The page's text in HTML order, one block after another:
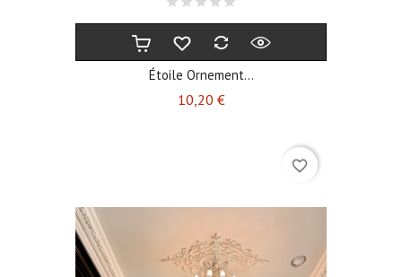
Étoile Ornement...
10,20 €Prix
favorite_border